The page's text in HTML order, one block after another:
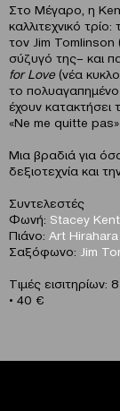
Στο Μέγαρο, η
καλλιτεχνικό
τον Jim Tomlinson
σύζυγό της– και
for Love(νέα
το πολυαγαπημένο
έχουν
«Ne me quitte
Μια βραδιά για
δεξιοτεχνία και
Συντελεστές
Φωνή: Stacey Kent
Πιάνο: Art Hirahara
Σαξόφωνο: Jim
Τιμές
• 40 €